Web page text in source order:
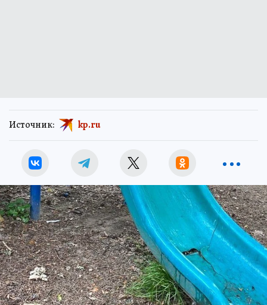
Источник: kp.ru